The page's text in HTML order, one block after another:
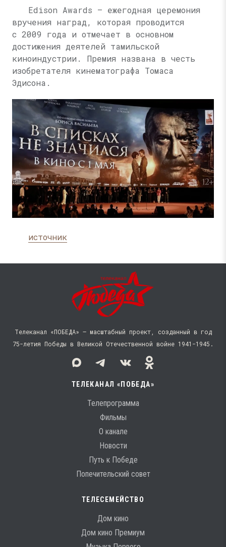
Edison Awards — ежегодная церемония
вручения наград, которая проводится
с 2009 года и отмечает в основном
достижения деятелей тамильской
киноиндустрии. Премия названа в честь
изобретателя кинематографа Томаса
Эдисона.
источник
Телеканал «ПОБЕДА» — масштабный проект, созданный в год
75-летия Победы в Великой Отечественной войне 1941−1945.
ТЕЛЕКАНАЛ «ПОБЕДА»
Телепрограмма
Фильмы
О канале
Новости
Путь к Победе
Попечительский совет
ТЕЛЕСЕМЕЙСТВО
Дом кино
Дом кино Премиум